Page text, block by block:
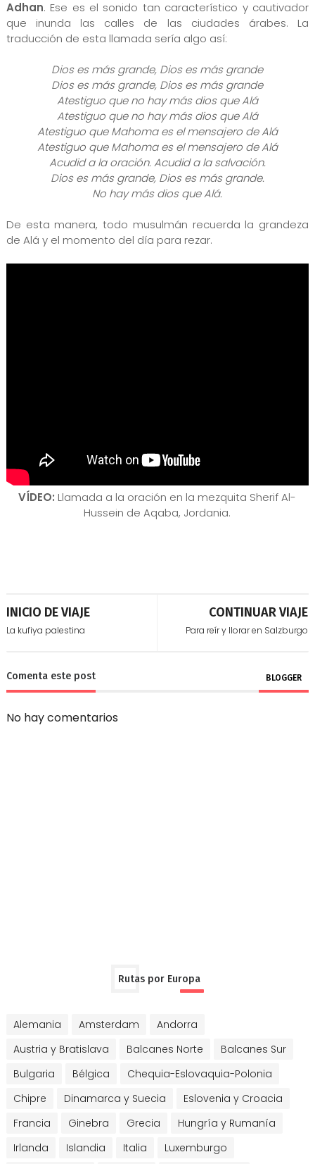
Adhan. Ese es el sonido tan característico y cautivador
que inunda las calles de las ciudades árabes. La
traducción de esta llamada sería algo así:
Dios es más grande, Dios es más grande
Dios es más grande, Dios es más grande
Atestiguo que no hay más dios que Alá
Atestiguo que no hay más dios que Alá
Atestiguo que Mahoma es el mensajero de Alá
Atestiguo que Mahoma es el mensajero de Alá
Acudid a la oración. Acudid a la salvación.
Dios es más grande, Dios es más grande.
No hay más dios que Alá.
De esta manera, todo musulmán recuerda la grandeza
de Alá y el momento del día para rezar.
VÍDEO: Llamada a la oración en la mezquita Sherif Al-
Hussein de Aqaba, Jordania.
INICIO DE VIAJE
La kufiya palestina
CONTINUAR VIAJE
Para reír y llorar en Salzburgo
Comenta este post BLOGGER
No hay comentarios
Rutas por Europa
Alemania Amsterdam
Andorra
Austria y Bratislava
Balcanes Norte
Balcanes Sur
Bulgaria
Bélgica
Chequia-Eslovaquia-Polonia
Chipre
Dinamarca y Suecia
Eslovenia y Croacia
Francia
Ginebra Grecia
Hungría y Rumanía
Irlanda
Islandia Italia
Luxemburgo